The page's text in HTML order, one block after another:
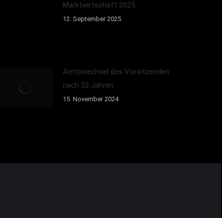
Marktwirtschaft 2025
12. September 2025
Amtswechsel des Vorsitzenden
nach 32 Jahren
15. November 2024